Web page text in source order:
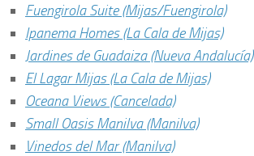
Fuengirola Suite (Mijas/Fuengirola)
Ipanema Homes (La Cala de Mijas)
Jardines de Guadaiza (Nueva Andalucía)
El Lagar Mijas (La Cala de Mijas)
Oceana Views (Cancelada)
Small Oasis Manilva (Manilva)
Vinedos del Mar (Manilva)